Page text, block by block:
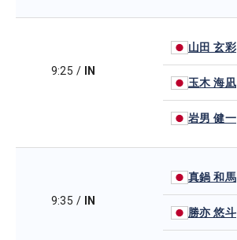
9:25 / IN
山田 玄彩
玉木 海凪
岩男 健一
9:35 / IN
真鍋 和馬
勝亦 悠斗